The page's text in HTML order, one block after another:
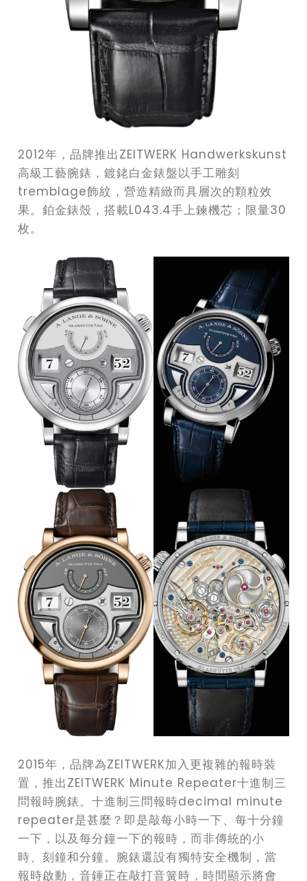
2012年，品牌推出ZEITWERK Handwerkskunst
高級工藝腕錶，鍍銠白金錶盤以手工雕刻
tremblage飾紋，營造精緻而具層次的顆粒效
果。鉑金錶殼，搭載L043.4手上鍊機芯；限量30
枚。
2015年，品牌為ZEITWERK加入更複雜的報時裝
置，推出ZEITWERK Minute Repeater十進制三
問報時腕錶。十進制三問報時decimal minute
repeater是甚麼？即是敲每小時一下、每十分鐘
一下，以及每分鐘一下的報時，而非傳統的小
時、刻鐘和分鐘。腕錶還設有獨特安全機制，當
報時啟動，音錘正在敲打音簧時，時間顯示將會